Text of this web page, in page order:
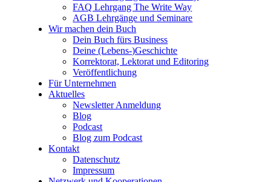
FAQ Lehrgang The Write Way
AGB Lehrgänge und Seminare
Wir machen dein Buch
Dein Buch fürs Business
Deine (Lebens-)Geschichte
Korrektorat, Lektorat und Editoring
Veröffentlichung
Für Unternehmen
Aktuelles
Newsletter Anmeldung
Blog
Podcast
Blog zum Podcast
Kontakt
Datenschutz
Impressum